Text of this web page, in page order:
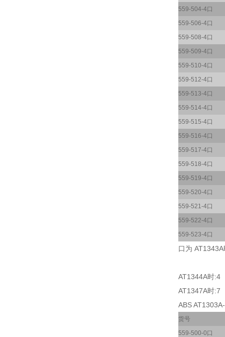
559-504-4口
559-506-4口
559-508-4口
559-509-4口
559-510-4口
559-512-4口
559-513-4口
559-514-4口
559-515-4口
559-516-4口
559-517-4口
559-518-4口
559-519-4口
559-520-4口
559-521-4口
559-522-4口
559-523-4口
口为
AT1344A时:4
AT1347A时:7
ABS
货号
559-500-0口